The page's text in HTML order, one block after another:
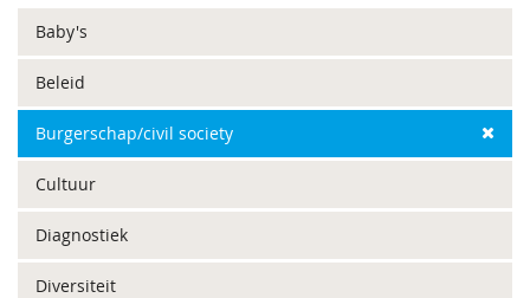
Baby's
Beleid
Burgerschap/civil society
Cultuur
Diagnostiek
Diversiteit